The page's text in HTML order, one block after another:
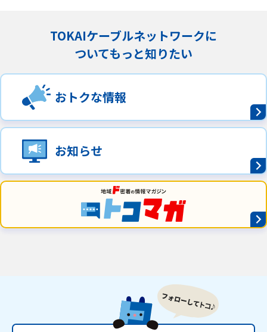
TOKAIケーブルネットワークに
ついてもっと知りたい
おトクな情報
お知らせ